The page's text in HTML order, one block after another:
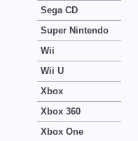
Sega CD
Super Nintendo
Wii
Wii U
Xbox
Xbox 360
Xbox One